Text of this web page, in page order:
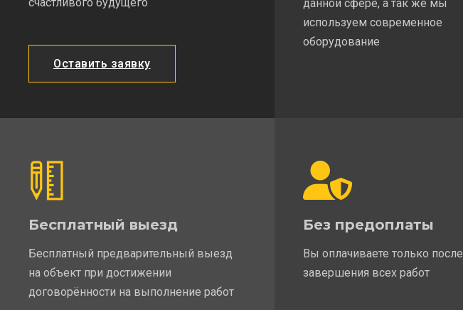
Оставить заявку
данной сфере, а так же мы
используем современное
оборудование
Бесплатный выезд
Бесплатный предварительный выезд
на объект при достижении
договорённости на выполнение работ
Без предоплаты
Вы оплачиваете только после
завершения всех работ